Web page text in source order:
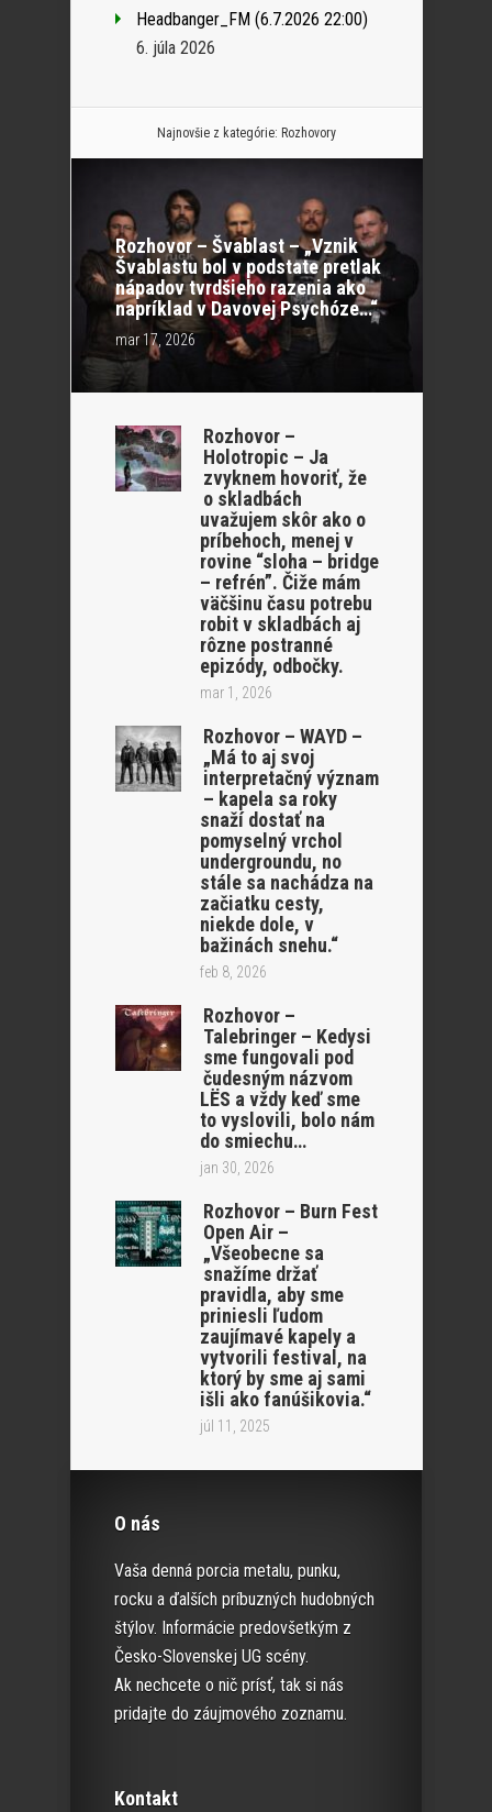
Headbanger_FM (6.7.2026 22:00)
6. júla 2026
Najnovšie z kategórie: Rozhovory
Rozhovor – Švablast – „Vznik
Švablastu bol v podstate pretlak
nápadov tvrdšieho razenia ako
napríklad v Davovej Psychóze…“
mar 17, 2026
Rozhovor –
Holotropic – Ja
zvyknem hovoriť, že
o skladbách
uvažujem skôr ako o
príbehoch, menej v
rovine “sloha – bridge
– refrén”. Čiže mám
väčšinu času potrebu
robit v skladbách aj
rôzne postranné
epizódy, odbočky.
mar 1, 2026
Rozhovor – WAYD –
„Má to aj svoj
interpretačný význam
– kapela sa roky
snaží dostať na
pomyselný vrchol
undergroundu, no
stále sa nachádza na
začiatku cesty,
niekde dole, v
bažinách snehu.“
feb 8, 2026
Rozhovor –
Talebringer – Kedysi
sme fungovali pod
čudesným názvom
LËS a vždy keď sme
to vyslovili, bolo nám
do smiechu…
jan 30, 2026
Rozhovor – Burn Fest
Open Air –
„Všeobecne sa
snažíme držať
pravidla, aby sme
priniesli ľudom
zaujímavé kapely a
vytvorili festival, na
ktorý by sme aj sami
išli ako fanúšikovia.“
júl 11, 2025
O nás
Vaša denná porcia metalu, punku,
rocku a ďalších príbuzných hudobných
štýlov. Informácie predovšetkým z
Česko-Slovenskej UG scény.
Ak nechcete o nič prísť, tak si nás
pridajte do záujmového zoznamu.
Kontakt